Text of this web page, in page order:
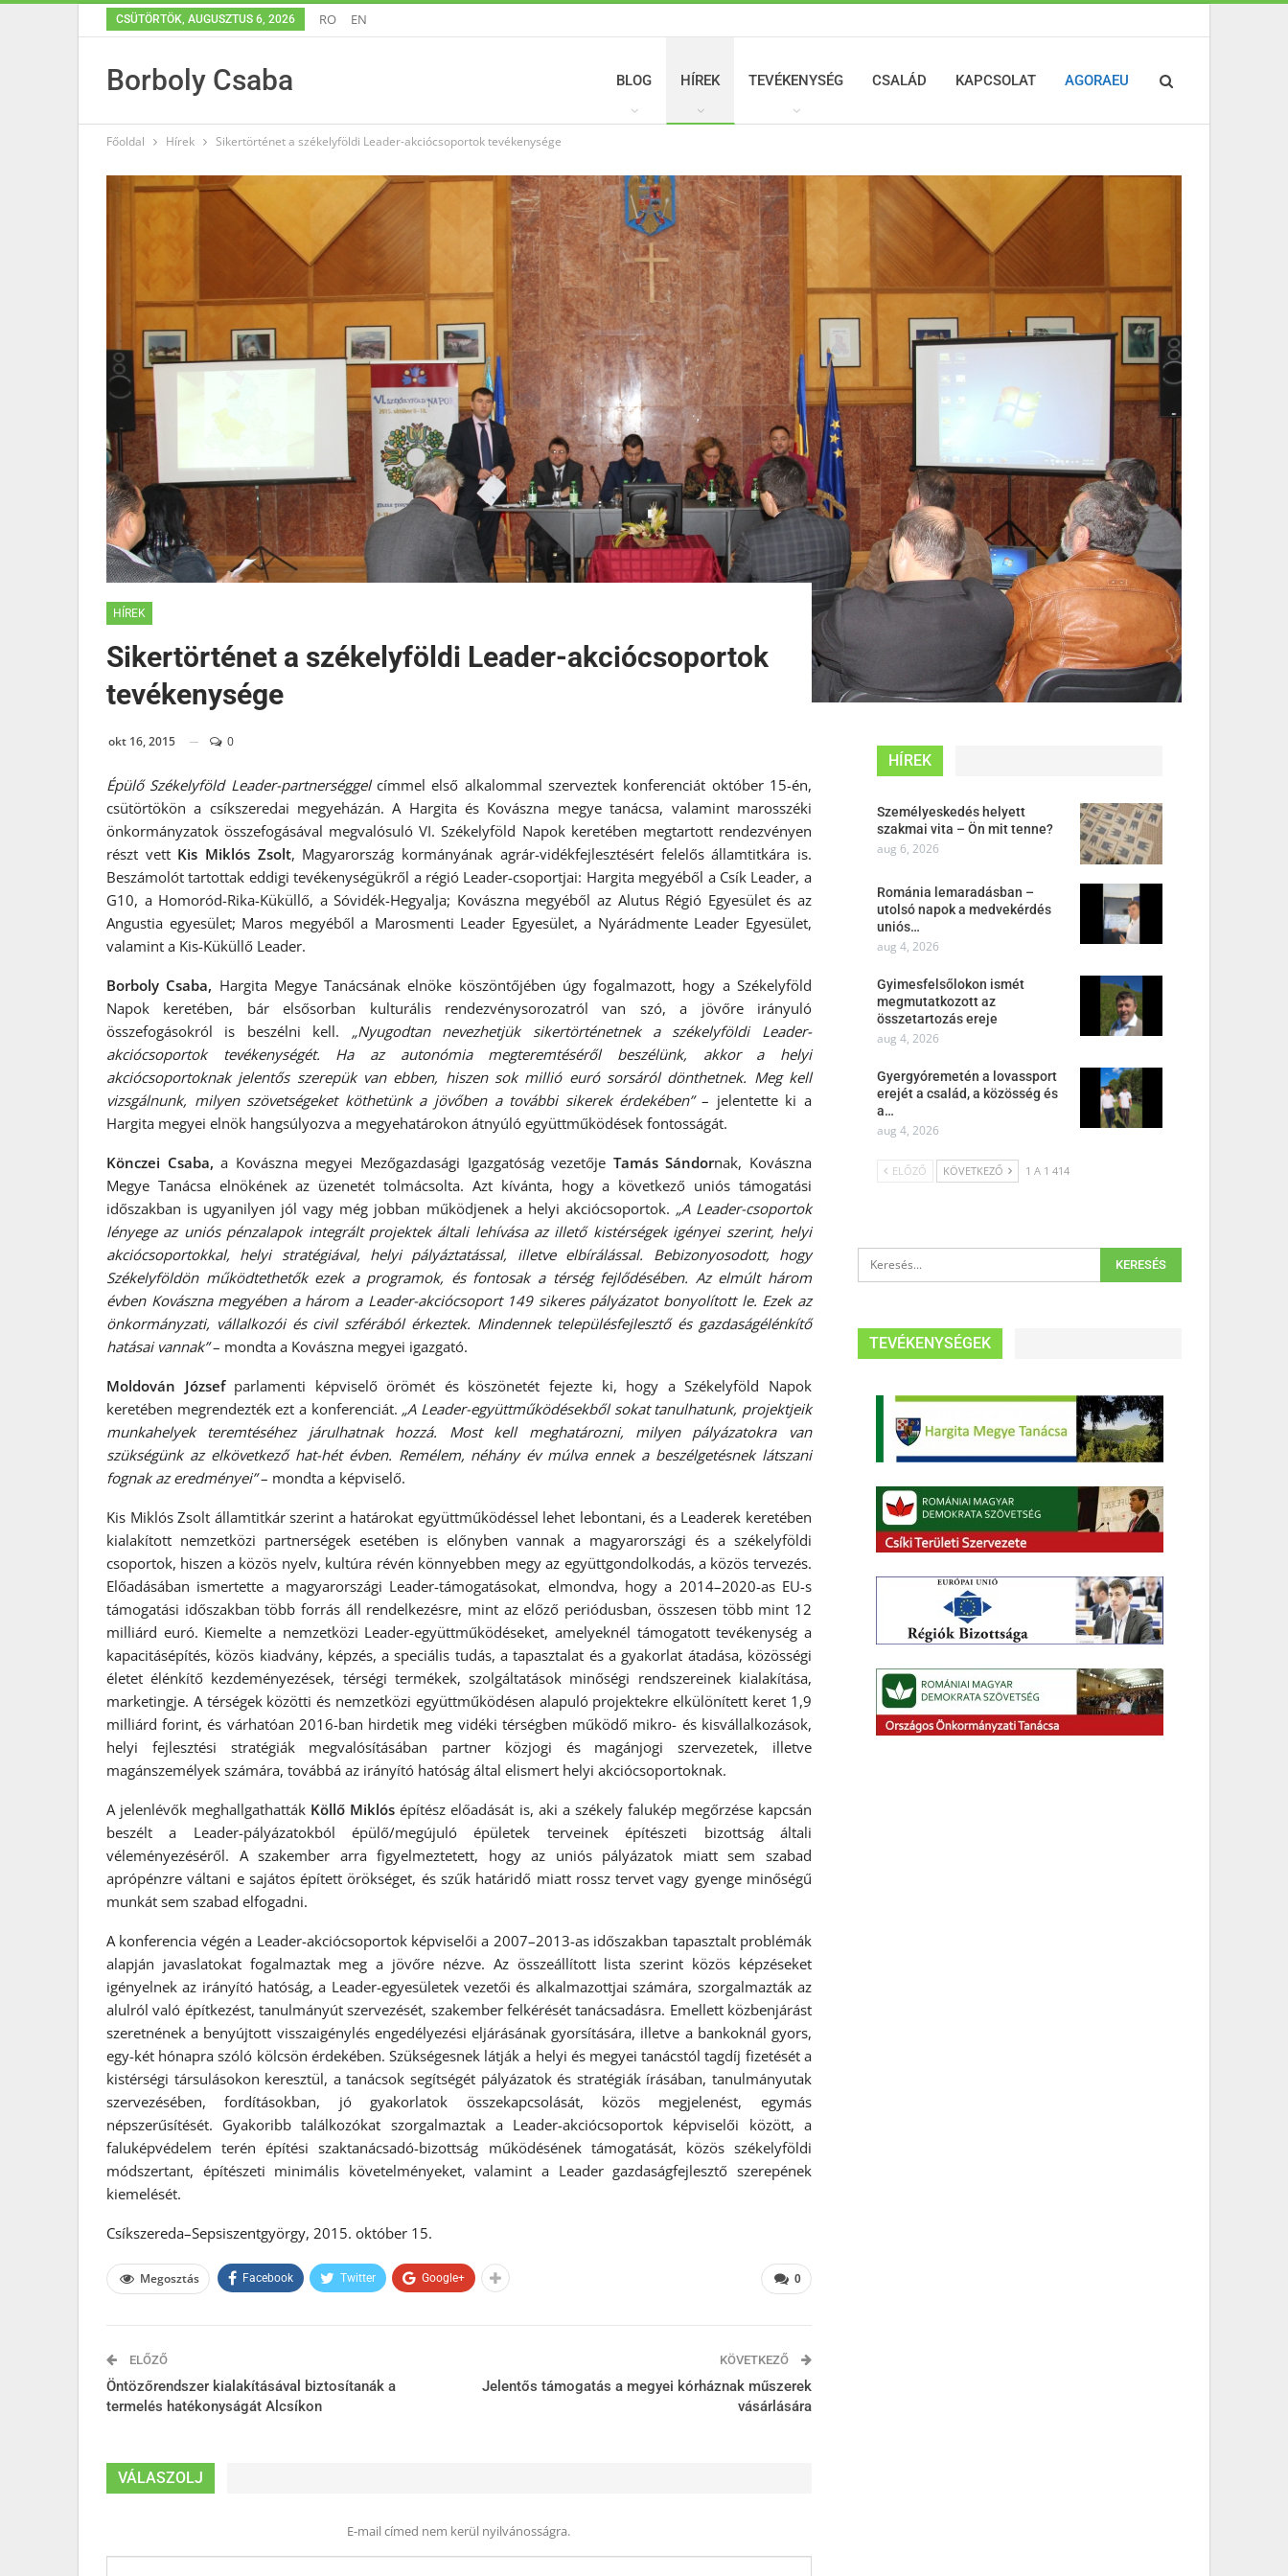
CSÜTÖRTÖK, AUGUSZTUS 6, 2026 RO EN
Borboly Csaba BLOG HÍREK TEVÉKENYSÉG CSALÁD KAPCSOLAT AGORAEU
Főoldal Hírek Sikertörténet a székelyföldi Leader-akciócsoportok tevékenysége
HÍREK
Sikertörténet a székelyföldi Leader-akciócsoportok
tevékenysége
okt 16, 2015 0
Épülő Székelyföld Leader-partnerséggelcímmel első alkalommal szerveztek konferenciát október 15-én,
csütörtökön a csíkszeredai megyeházán. A Hargita és Kovászna megye tanácsa, valamint marosszéki
önkormányzatok összefogásával megvalósuló VI. Székelyföld Napok keretében megtartott rendezvényen
részt vett Kis Miklós Zsolt, Magyarország kormányának agrár-vidékfejlesztésért felelős államtitkára is.
Beszámolót tartottak eddigi tevékenységükről a régió Leader-csoportjai: Hargita megyéből a Csík Leader, a
G10, a Homoród-Rika-Küküllő, a Sóvidék-Hegyalja; Kovászna megyéből az Alutus Régió Egyesület és az
Angustia egyesület; Maros megyéből a Marosmenti Leader Egyesület, a Nyárádmente Leader Egyesület,
valamint a Kis-Küküllő Leader.
Borboly Csaba, Hargita Megye Tanácsának elnöke köszöntőjében úgy fogalmazott, hogy a Székelyföld
Napok keretében, bár elsősorban kulturális rendezvénysorozatról van szó, a jövőre irányuló
összefogásokról is beszélni kell. „Nyugodtan nevezhetjük sikertörténetnek a székelyföldi Leader-
akciócsoportok tevékenységét. Ha az autonómia megteremtéséről beszélünk, akkor a helyi
akciócsoportoknak jelentős szerepük van ebben, hiszen sok millió euró sorsáról dönthetnek. Meg kell
vizsgálnunk, milyen szövetségeket köthetünk a jövőben a további sikerek érdekében”– jelentette ki a
Hargita megyei elnök hangsúlyozva a megyehatárokon átnyúló együttműködések fontosságát.
Könczei Csaba, a Kovászna megyei Mezőgazdasági Igazgatóság vezetője Tamás Sándornak, Kovászna
Megye Tanácsa elnökének az üzenetét tolmácsolta. Azt kívánta, hogy a következő uniós támogatási
időszakban is ugyanilyen jól vagy még jobban működjenek a helyi akciócsoportok. „A Leader-csoportok
lényege az uniós pénzalapok integrált projektek általi lehívása az illető kistérségek igényei szerint, helyi
akciócsoportokkal, helyi stratégiával, helyi pályáztatással, illetve elbírálással. Bebizonyosodott, hogy
Székelyföldön működtethetők ezek a programok, és fontosak a térség fejlődésében. Az elmúlt három
évben Kovászna megyében a három a Leader-akciócsoport 149 sikeres pályázatot bonyolított le. Ezek az
önkormányzati, vállalkozói és civil szférából érkeztek. Mindennek településfejlesztő és gazdaságélénkítő
hatásai vannak”– mondta a Kovászna megyei igazgató.
Moldován Józsefparlamenti képviselő örömét és köszönetét fejezte ki, hogy a Székelyföld Napok
keretében megrendezték ezt a konferenciát. „A Leader-együttműködésekből sokat tanulhatunk, projektjeik
munkahelyek teremtéséhez járulhatnak hozzá. Most kell meghatározni, milyen pályázatokra van
szükségünk az elkövetkező hat-hét évben. Remélem, néhány év múlva ennek a beszélgetésnek látszani
fognak az eredményei”– mondta a képviselő.
Kis Miklós Zsolt államtitkár szerint a határokat együttműködéssel lehet lebontani, és a Leaderek keretében
kialakított nemzetközi partnerségek esetében is előnyben vannak a magyarországi és a székelyföldi
csoportok, hiszen a közös nyelv, kultúra révén könnyebben megy az együttgondolkodás, a közös tervezés.
Előadásában ismertette a magyarországi Leader-támogatásokat, elmondva, hogy a 2014–2020-as EU-s
támogatási időszakban több forrás áll rendelkezésre, mint az előző periódusban, összesen több mint 12
milliárd euró. Kiemelte a nemzetközi Leader-együttműködéseket, amelyeknél támogatott tevékenység a
kapacitásépítés, közös kiadvány, képzés, a speciális tudás, a tapasztalat és a gyakorlat átadása, közösségi
életet élénkítő kezdeményezések, térségi termékek, szolgáltatások minőségi rendszereinek kialakítása,
marketingje. A térségek közötti és nemzetközi együttműködésen alapuló projektekre elkülönített keret 1,9
milliárd forint, és várhatóan 2016-ban hirdetik meg vidéki térségben működő mikro- és kisvállalkozások,
helyi fejlesztési stratégiák megvalósításában partner közjogi és magánjogi szervezetek, illetve
magánszemélyek számára, továbbá az irányító hatóság által elismert helyi akciócsoportoknak.
A jelenlévők meghallgathatták Köllő Miklós építész előadását is, aki a székely falukép megőrzése kapcsán
beszélt a Leader-pályázatokból épülő/megújuló épületek terveinek építészeti bizottság általi
véleményezéséről. A szakember arra figyelmeztetett, hogy az uniós pályázatok miatt sem szabad
aprópénzre váltani e sajátos épített örökséget, és szűk határidő miatt rossz tervet vagy gyenge minőségű
munkát sem szabad elfogadni.
A konferencia végén a Leader-akciócsoportok képviselői a 2007–2013-as időszakban tapasztalt problémák
alapján javaslatokat fogalmaztak meg a jövőre nézve. Az összeállított lista szerint közös képzéseket
igényelnek az irányító hatóság, a Leader-egyesületek vezetői és alkalmazottjai számára, szorgalmazták az
alulról való építkezést, tanulmányút szervezését, szakember felkérését tanácsadásra. Emellett közbenjárást
szeretnének a benyújtott visszaigénylés engedélyezési eljárásának gyorsítására, illetve a bankoknál gyors,
egy-két hónapra szóló kölcsön érdekében. Szükségesnek látják a helyi és megyei tanácstól tagdíj fizetését a
kistérségi társulásokon keresztül, a tanácsok segítségét pályázatok és stratégiák írásában, tanulmányutak
szervezésében, fordításokban, jó gyakorlatok összekapcsolását, közös megjelenést, egymás
népszerűsítését. Gyakoribb találkozókat szorgalmaztak a Leader-akciócsoportok képviselői között, a
faluképvédelem terén építési szaktanácsadó-bizottság működésének támogatását, közös székelyföldi
módszertant, építészeti minimális követelményeket, valamint a Leader gazdaságfejlesztő szerepének
kiemelését.
Csíkszereda–Sepsiszentgyörgy, 2015. október 15.
0
Megosztás Facebook Twitter Google+
ELŐZŐ
Öntözőrendszer kialakításával biztosítanák a
termelés hatékonyságát Alcsíkon
KÖVETKEZŐ
Jelentős támogatás a megyei kórháznak műszerek
vásárlására
VÁLASZOLJ
E-mail címed nem kerül nyilvánosságra.
HÍREK
Személyeskedés helyett
szakmai vita – Ön mit tenne?
aug 6, 2026
Románia lemaradásban –
utolsó napok a medvekérdés
uniós…
aug 4, 2026
Gyimesfelsőlokon ismét
megmutatkozott az
összetartozás ereje
aug 4, 2026
Gyergyóremetén a lovassport
erejét a család, a közösség és
a…
aug 4, 2026
ELŐZŐ KÖVETKEZŐ 1 A 1 414
TEVÉKENYSÉGEK